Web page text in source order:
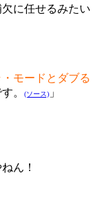
に任せるみたい
モードとダブる
。
(ソース) 」
ん！